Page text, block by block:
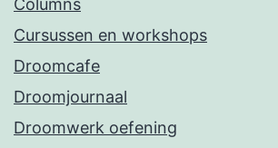
Columns
Cursussen en workshops
Droomcafe
Droomjournaal
Droomwerk oefening